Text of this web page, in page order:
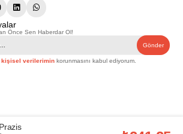
Önce Sen Haberdar Ol!
Gönder
kişisel verilerimin korunmasını kabul ediyorum.